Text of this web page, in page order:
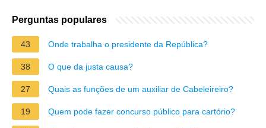
Perguntas populares
43 Onde trabalha o presidente da República?
38 O que da justa causa?
27 Quais as funções de um auxiliar de Cabeleireiro?
19 Quem pode fazer concurso público para cartório?